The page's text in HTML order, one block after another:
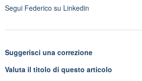
Segui Federico su Linkedin
Suggerisci una correzione
Valuta il titolo di questo articolo